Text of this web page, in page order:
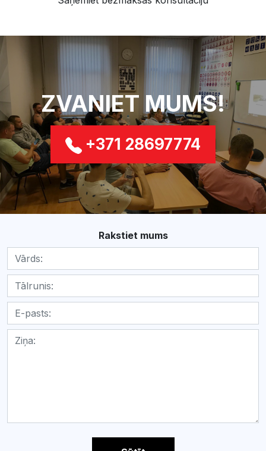
ZVANIET MUMS!
+371 28697774
Rakstiet mums